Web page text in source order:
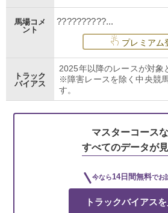
馬場コメ
ント
??????????...
プレミアム
トラック
バイアス
2025年以降のレースが対象
※障害レースを除く中央競
す。
マスターコース
すべてのデータが
今なら14日間無料でお
トラックバイアス